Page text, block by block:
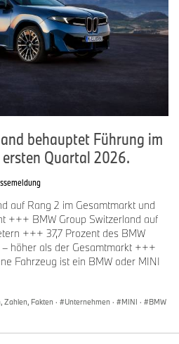
behauptet Führung im
Quartal 2026.
auf Rang 2 im Gesamtmarkt und
+++ BMW Group Switzerland auf
+++ 37,7 Prozent des BMW
höher als der Gesamtmarkt +++
Fahrzeug ist ein BMW oder MINI
Zahlen, Fakten · Unternehmen · MINI ·
BMW